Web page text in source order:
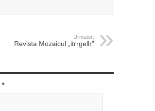
Urmator:
Revista Mozaicul „itrrgellr”
*